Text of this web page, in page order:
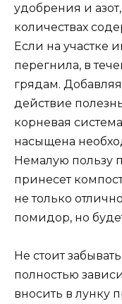
удобрения и
количествах
Если на участке
перегнила, в
грядам.
действие
корневая
насыщена
Немалую пользу
принесет
не только
помидор, но
Не стоит
полностью
вносить в лунку